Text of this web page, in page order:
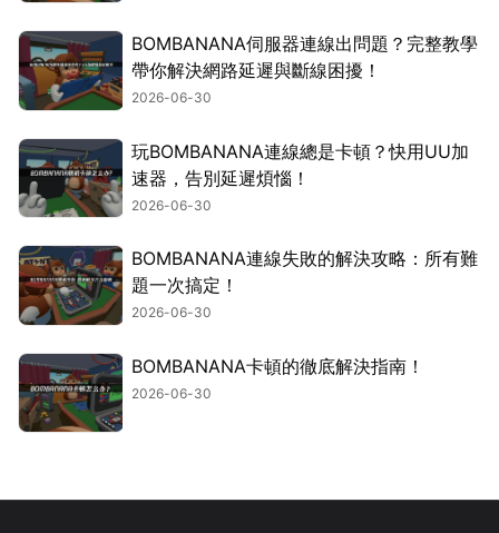
BOMBANANA伺服器連線出問題？完整教學
帶你解決網路延遲與斷線困擾！
2026-06-30
玩BOMBANANA連線總是卡頓？快用UU加
速器，告別延遲煩惱！
2026-06-30
BOMBANANA連線失敗的解決攻略：所有難
題一次搞定！
2026-06-30
BOMBANANA卡頓的徹底解決指南！
2026-06-30